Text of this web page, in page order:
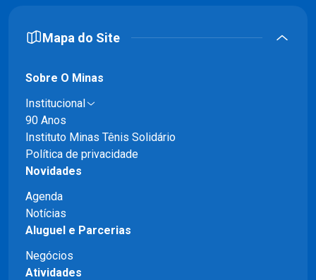
Mapa do Site
Sobre O Minas
Institucional
90 Anos
Instituto Minas Tênis Solidário
Política de privacidade
Novidades
Agenda
Notícias
Aluguel e Parcerias
Negócios
Atividades